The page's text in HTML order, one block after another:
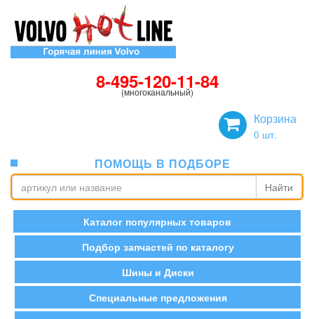
8-495-120-11-84
(многоканальный)
Корзина
0 шт.
ПОМОЩЬ В ПОДБОРЕ
Найти
Каталог популярных товаров
Подбор запчастей по каталогу
Шины и Диски
Специальные предложения